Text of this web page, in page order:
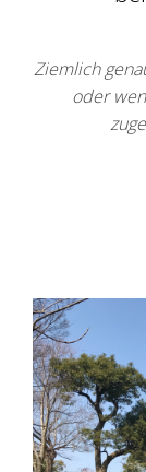
Ziemlich
oder